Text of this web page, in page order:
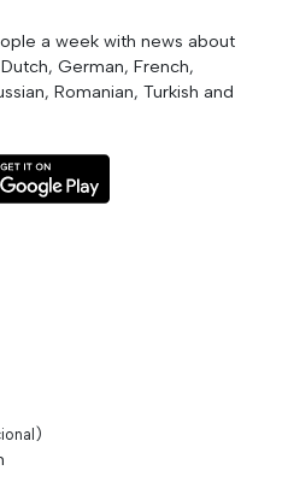
a week with news about
German, French,
Romanian, Turkish and